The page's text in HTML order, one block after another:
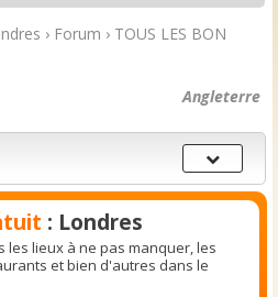
› Forum › TOUS LES BON
Angleterre
Sections
du
guide
: Londres
les lieux à ne pas manquer, les
et bien d'autres dans le